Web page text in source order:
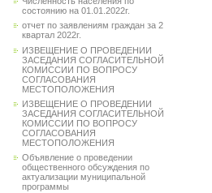
состоянию на 01.01.2022г.
отчет по заявлениям граждан за 2
квартал 2022г.
ИЗВЕЩЕНИЕ О ПРОВЕДЕНИИ
ЗАСЕДАНИЯ СОГЛАСИТЕЛЬНОЙ
КОМИССИИ ПО ВОПРОСУ
СОГЛАСОВАНИЯ
МЕСТОПОЛОЖЕНИЯ
ИЗВЕЩЕНИЕ О ПРОВЕДЕНИИ
ЗАСЕДАНИЯ СОГЛАСИТЕЛЬНОЙ
КОМИССИИ ПО ВОПРОСУ
СОГЛАСОВАНИЯ
МЕСТОПОЛОЖЕНИЯ
Объявление о проведении
общественного обсуждения по
актуализации муниципальной
программы